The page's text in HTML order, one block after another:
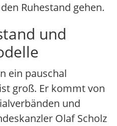
Ruhestand gehen.
und
ein pauschal
groß. Er kommt von
und
Olaf Scholz